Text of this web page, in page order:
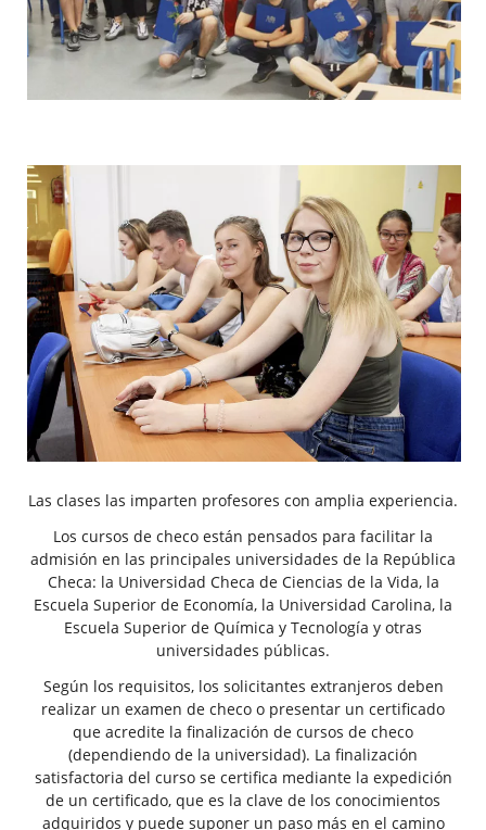
Las clases las imparten profesores con amplia experiencia.
Los cursos de checo están pensados para facilitar la
admisión en las principales universidades de la República
Checa: la Universidad Checa de Ciencias de la Vida, la
Escuela Superior de Economía, la Universidad Carolina, la
Escuela Superior de Química y Tecnología y otras
universidades públicas.
Según los requisitos, los solicitantes extranjeros deben
realizar un examen de checo o presentar un certificado
que acredite la finalización de cursos de checo
(dependiendo de la universidad). La finalización
satisfactoria del curso se certifica mediante la expedición
de un certificado, que es la clave de los conocimientos
adquiridos y puede suponer un paso más en el camino